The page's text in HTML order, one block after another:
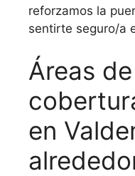
reforzamos la
sentirte seguro/a
Áreas
en